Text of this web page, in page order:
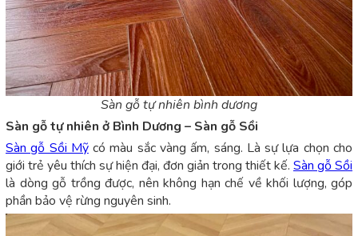
Sàn gỗ tự nhiên bình dương
Sàn gỗ tự nhiên ở Bình Dương – Sàn gỗ Sồi
Sàn gỗ Sồi Mỹcó màu sắc vàng ấm, sáng. Là sự lựa chọn cho
giới trẻ yêu thích sự hiện đại, đơn giản trong thiết kế. Sàn gỗ Sồi
là dòng gỗ trồng được, nên không hạn chế về khối lượng, góp
phần bảo vệ rừng nguyên sinh.